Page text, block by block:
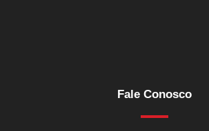
Fale Conosco